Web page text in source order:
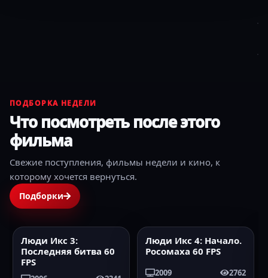
ПОДБОРКА НЕДЕЛИ
Что посмотреть после этого
фильма
Свежие поступления, фильмы недели и кино, к
которому хочется вернуться.
Подборки
2006 60FPS
Люди Икс 3:
Последняя битва 60
FPS
2009 60FPS
Люди Икс 4: Начало.
Росомаха 60 FPS
2009 2762